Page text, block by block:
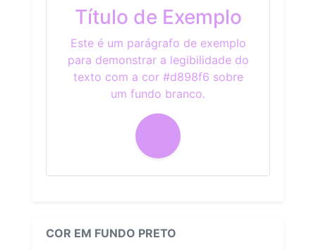
Título de Exemplo
Este é um parágrafo de exemplo
para demonstrar a legibilidade do
texto com a cor #d898f6 sobre
um fundo branco.
COR EM FUNDO PRETO